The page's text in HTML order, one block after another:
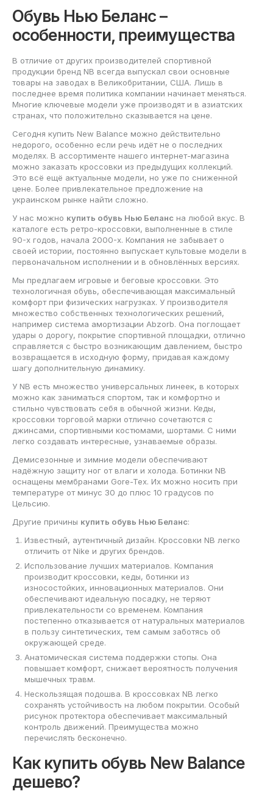
Обувь Нью Беланс –
особенности, преимущества
В отличие от других производителей спортивной
продукции бренд NB всегда выпускал свои основные
товары на заводах в Великобритании, США. Лишь в
последнее время политика компании начинает меняться.
Многие ключевые модели уже производят и в азиатских
странах, что положительно сказывается на цене.
Сегодня купить New Balance можно действительно
недорого, особенно если речь идёт не о последних
моделях. В ассортименте нашего интернет-магазина
можно заказать кроссовки из предыдущих коллекций.
Это всё ещё актуальные модели, но уже по сниженной
цене. Более привлекательное предложение на
украинском рынке найти сложно.
У нас можно купить обувь Нью Беланс на любой вкус. В
каталоге есть ретро-кроссовки, выполненные в стиле
90-х годов, начала 2000-х. Компания не забывает о
своей истории, постоянно выпускает культовые модели в
первоначальном исполнении и в обновлённых версиях.
Мы предлагаем игровые и беговые кроссовки. Это
технологичная обувь, обеспечивающая максимальный
комфорт при физических нагрузках. У производителя
множество собственных технологических решений,
например система амортизации Abzorb. Она поглощает
удары о дорогу, покрытие спортивной площадки, отлично
справляется с быстро возникающим давлением, быстро
возвращается в исходную форму, придавая каждому
шагу дополнительную динамику.
У NB есть множество универсальных линеек, в которых
можно как заниматься спортом, так и комфортно и
стильно чувствовать себя в обычной жизни. Кеды,
кроссовки торговой марки отлично сочетаются с
джинсами, спортивными костюмами, шортами. С ними
легко создавать интересные, узнаваемые образы.
Демисезонные и зимние модели обеспечивают
надёжную защиту ног от влаги и холода. Ботинки NB
оснащены мембранами Gore-Tex. Их можно носить при
температуре от минус 30 до плюс 10 градусов по
Цельсию.
Другие причины купить обувь Нью Беланс:
Известный, аутентичный дизайн. Кроссовки NB легко
отличить от Nike и других брендов.
Использование лучших материалов. Компания
производит кроссовки, кеды, ботинки из
износостойких, инновационных материалов. Они
обеспечивают идеальную посадку, не теряют
привлекательности со временем. Компания
постепенно отказывается от натуральных материалов
в пользу синтетических, тем самым заботясь об
окружающей среде.
Анатомическая система поддержки стопы. Она
повышает комфорт, снижает вероятность получения
мышечных травм.
Нескользящая подошва. В кроссовках NB легко
сохранять устойчивость на любом покрытии. Особый
рисунок протектора обеспечивает максимальный
контроль движений. Преимущества можно
перечислять бесконечно.
Как купить обувь New Balance
дешево?